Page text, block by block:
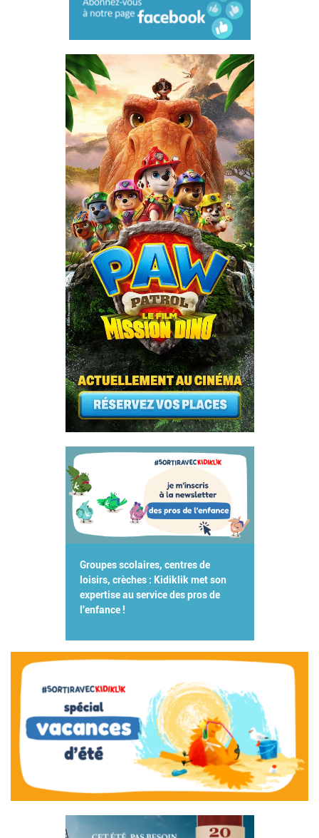
Groupes scolaires, centres de
loisirs, crèches : Kidiklik met son
expertise au service des pros de
l'enfance !